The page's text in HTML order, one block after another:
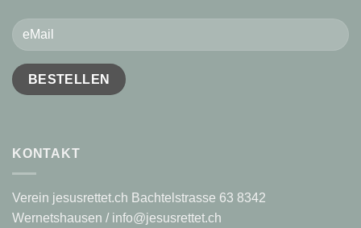
KONTAKT
Verein jesusrettet.ch Bachtelstrasse 63 8342
Wernetshausen / info@jesusrettet.ch